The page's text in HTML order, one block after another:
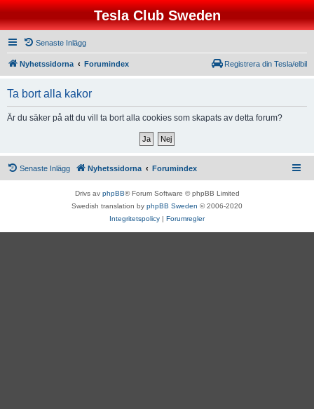
Tesla Club Sweden
Senaste Inlägg
Nyhetssidorna Forumindex Registrera din Tesla/elbil
Ta bort alla kakor
Är du säker på att du vill ta bort alla cookies som skapats av detta forum?
Senaste Inlägg Nyhetssidorna Forumindex
Drivs av phpBB® Forum Software © phpBB Limited
Swedish translation by phpBB Sweden © 2006-2020
Integritetspolicy | Forumregler